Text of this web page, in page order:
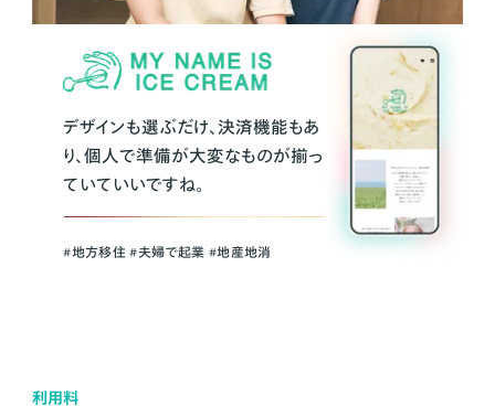
デザインも選ぶだけ、決済機能もあ
り、個人で準備が大変なものが揃っ
ていていいですね。
#地方移住 #夫婦で起業 #地産地消
利用料